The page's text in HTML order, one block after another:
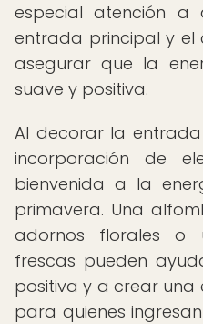
especial atención a
entrada principal y el
asegurar que la
suave y positiva.
Al decorar la
incorporación de
bienvenida a la
primavera. Una
adornos florales o
frescas pueden
positiva y a crear
para quienes